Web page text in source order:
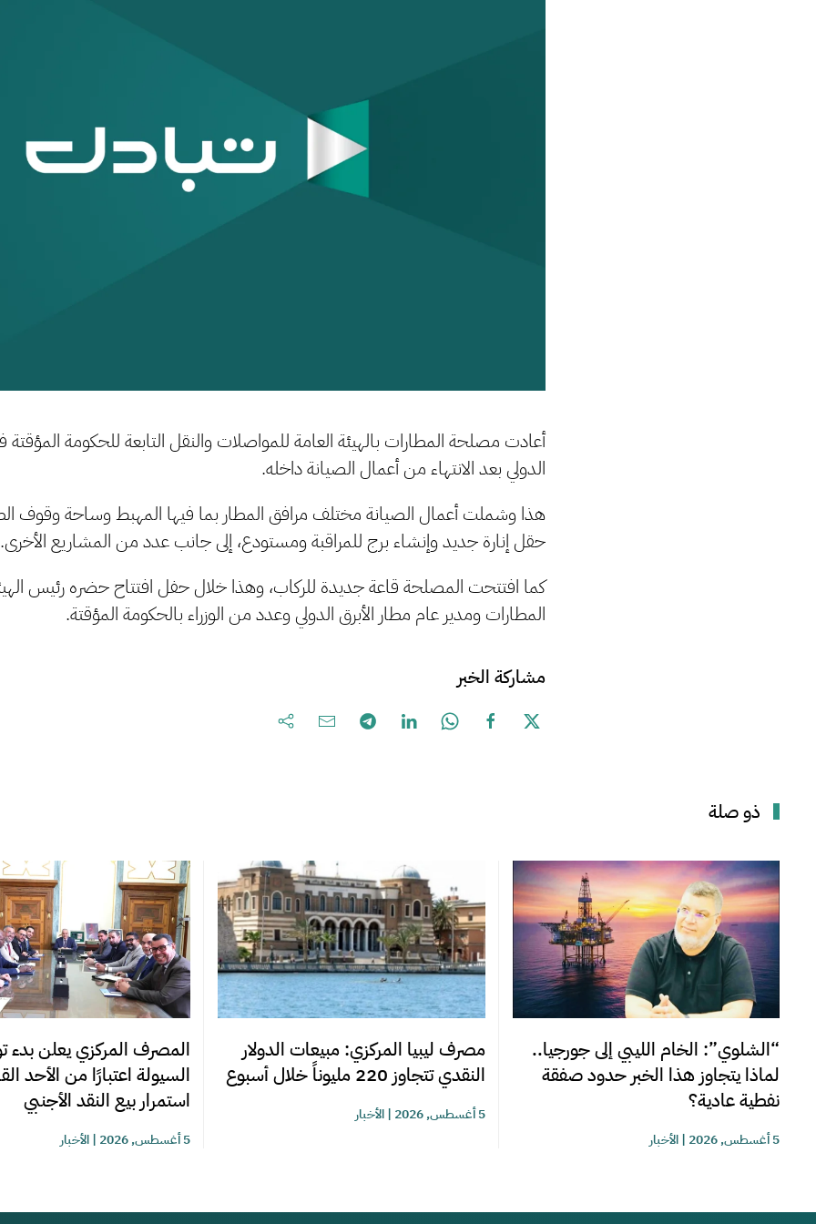
أعادت مصلحة المطارات بالهيئة العامة للمواصلات والنقل التابعة للحكومة المؤقتة
الدولي بعد الانتهاء من أعمال الصيانة داخله.
هذا وشملت أعمال الصيانة مختلف مرافق المطار بما فيها المهبط وساحة وقوف
حقل إنارة جديد وإنشاء برج للمراقبة ومستودع، إلى جانب عدد من المشاريع الأخرى.
كما افتتحت المصلحة قاعة جديدة للركاب، وهذا خلال حفل افتتاح حضره رئيس
المطارات ومدير عام مطار الأبرق الدولي وعدد من الوزراء بالحكومة المؤقتة.
مشاركة الخبر
ذو صلة
“الشلوي”: الخام الليبي إلى جورجيا..
لماذا يتجاوز هذا الخبر حدود صفقة
نفطية عادية؟
5 أغسطس, 2026 |الأخبار
مصرف ليبيا المركزي: مبيعات الدولار
النقدي تتجاوز 220 مليوناً خلال أسبوع
5 أغسطس, 2026 |الأخبار
المصرف المركزي يعلن بدء
السيولة اعتبارًا من الأحد
استمرار بيع النقد الأجنبي
5 أغسطس, 2026 |الأخبار